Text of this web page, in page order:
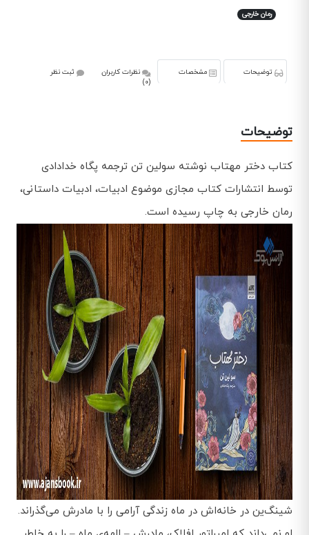
رمان خارجی
توضیحات مشخصات
نظرات کاربران
(0)
ثبت نظر
توضیحات
کتاب دختر مهتاب نوشته سولین تن ترجمه پگاه خدادادی
توسط انتشارات کتاب مجازی موضوع ادبیات، ادبیات داستانی،
رمان خارجی به چاپ رسیده است.
شینگ‌ین در خانه‌اش در ماه زندگی آرامی را با مادرش می‌گذراند.